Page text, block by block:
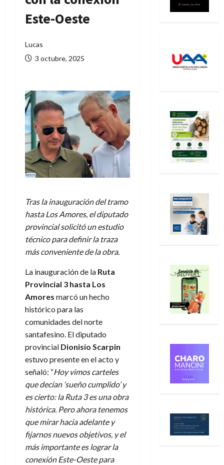
Este-Oeste
Lucas
3 octubre, 2025
Tras la inauguración del tramo
hasta Los Amores, el diputado
provincial solicitó un estudio
técnico para definir la traza
más conveniente de la obra.
La inauguración de la Ruta
Provincial 3 hasta Los
Amores marcó un hecho
histórico para las
comunidades del norte
santafesino. El diputado
provincial Dionisio Scarpin
estuvo presente en el acto y
señaló: “Hoy vimos carteles
que decían ‘sueño cumplido’ y
es cierto: la Ruta 3 es una obra
histórica. Pero ahora tenemos
que mirar hacia adelante y
fijarnos nuevos objetivos, y el
más importante es lograr la
conexión Este-Oeste para